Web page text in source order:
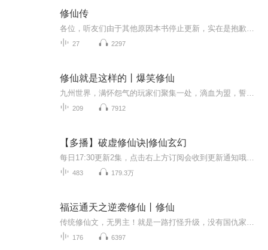
修仙传
27 2297
修仙就是这样的丨爆笑修仙
209 7912
【多播】破虚修仙诀|修仙玄幻
483 179.3万
福运通天之逆袭修仙丨修仙
176 6397